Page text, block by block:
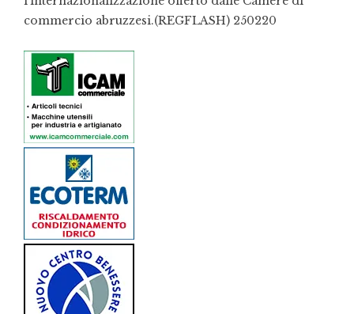
commercio abruzzesi.(REGFLASH) 250220